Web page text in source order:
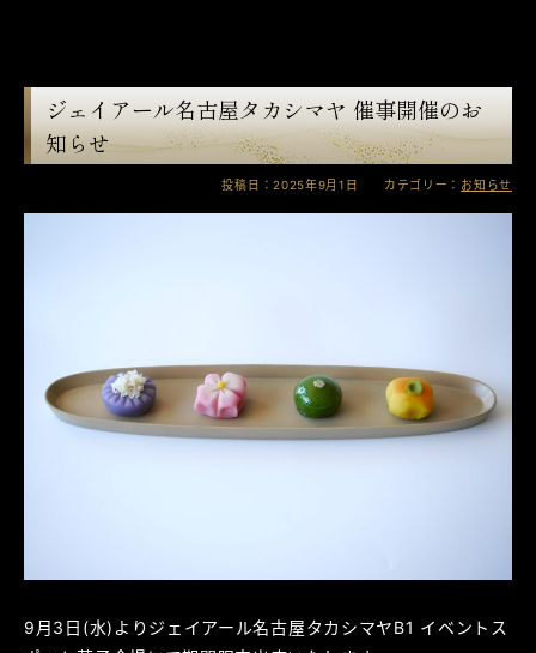
ジェイアール名古屋タカシマヤ 催事開催のお
知らせ
投稿日：2025年9月1日 カテゴリー： お知らせ
9月3日(水)よりジェイアール名古屋タカシマヤB1 イベントス